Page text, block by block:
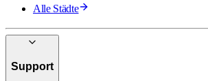
Alle Städte
Support